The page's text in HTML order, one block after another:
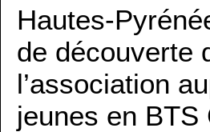
Hautes-
de découverte
l’association
jeunes en BTS